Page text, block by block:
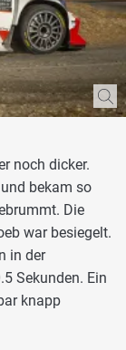
noch dicker.
bekam so
Die
war besiegelt.
in der
Sekunden. Ein
knapp